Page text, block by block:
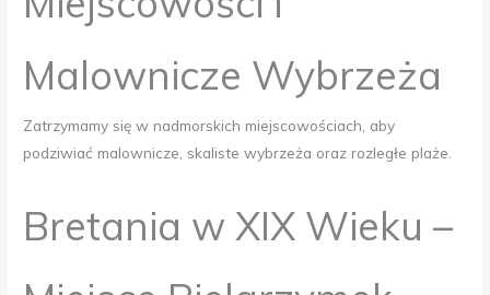
Malownicze Wybrzeża
Zatrzymamy się w nadmorskich miejscowościach, aby
podziwiać malownicze, skaliste wybrzeża oraz rozległe plaże.
Bretania w XIX Wieku –